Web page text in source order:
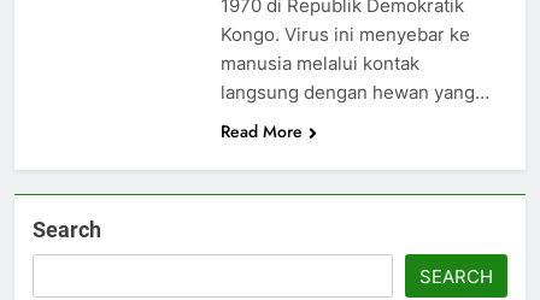
1970 di Republik Demokratik
Kongo. Virus ini menyebar ke
manusia melalui kontak
langsung dengan hewan yang…
Read More
Search
SEARCH